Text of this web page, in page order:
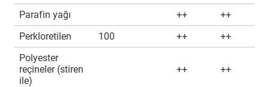
Parafin yağı
++
++
Perkloretilen
100 ++
++
Polyester
reçineler (stiren
ile)
++ ++